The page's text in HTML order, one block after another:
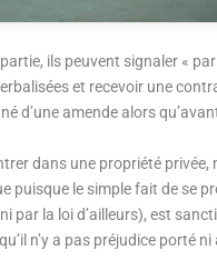
ils peuvent signaler «
et recevoir une
d’une amende alors
dans une propriété
puisque le simple fait de se
par la loi d’ailleurs), est
n’y a pas préjudice porté